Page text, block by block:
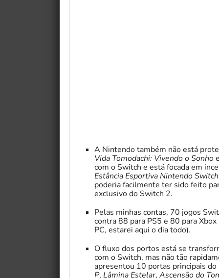
A Nintendo também não está
Vida Tomodachi: Vivendo o Sonhoe
com o Switch e está focada em
Estância Esportiva Nintendo Switch
poderia facilmente ter sido feito
exclusivo do Switch 2.
Pelas minhas contas, 70 jogos
contra 88 para PS5 e 80 para
PC, estarei aqui o dia todo).
O fluxo dos portos está se
com o Switch, mas não tão
apresentou 10 portas principais
P, Lâmina Estelar, Ascensão do